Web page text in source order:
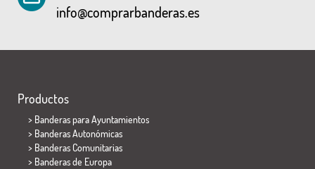
info@comprarbanderas.es
Productos
> Banderas para Ayuntamientos
> Banderas Autonómicas
> Banderas Comunitarias
> Banderas de Europa